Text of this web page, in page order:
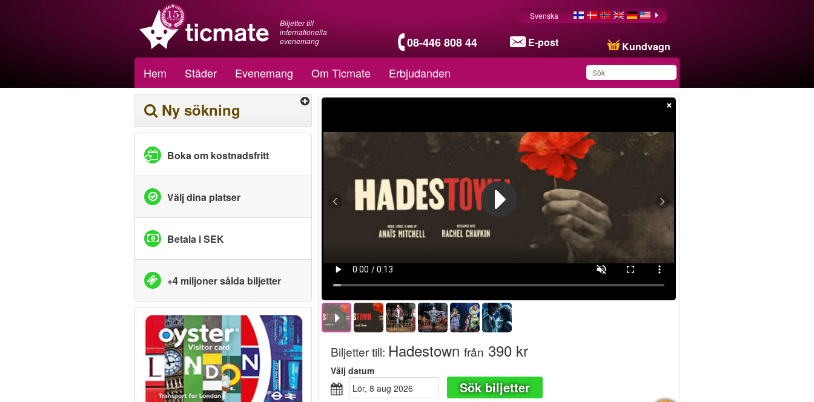
Biljetter till
internationella
evenemang
08-446 808 44 E-post Kundvagn
Svenska
Hem Städer Evenemang Om Ticmate Erbjudanden
Ny sökning
Boka om kostnadsfritt
Välj dina platser
Betala i SEK
+4 miljoner sålda biljetter
×
Biljetter till: Hadestown från 390 kr
Välj datum
lör, 8 aug 2026
Sök biljetter